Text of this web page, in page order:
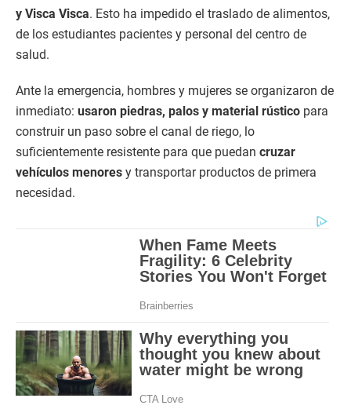
y Visca Visca. Esto ha impedido el traslado de alimentos,
de los estudiantes pacientes y personal del centro de
salud.
Ante la emergencia, hombres y mujeres se organizaron de
inmediato: usaron piedras, palos y material rústico para
construir un paso sobre el canal de riego, lo
suficientemente resistente para que puedan cruzar
vehículos menores y transportar productos de primera
necesidad.